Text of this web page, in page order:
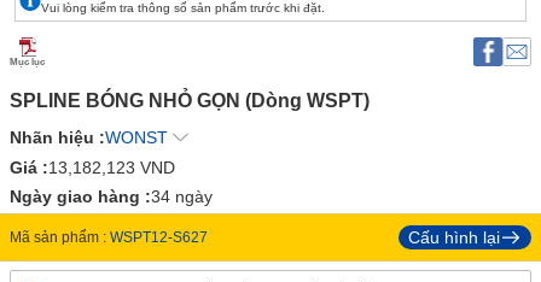
Vui lòng kiểm tra thông số sản phẩm trước khi đặt.
Mục lục
SPLINE BÓNG NHỎ GỌN (Dòng WSPT)
Nhãn hiệu :WONST
Giá :13,182,123 VND
Ngày giao hàng :34 ngày
Mã sản phẩm : WSPT12-S627 Cấu hình lại